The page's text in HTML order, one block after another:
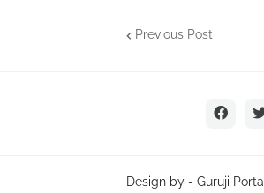
Previous Post
Design by - Guruji Portal